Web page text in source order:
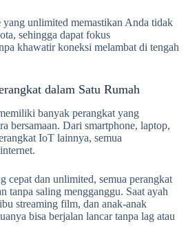
yang unlimited memastikan Anda tidak
sehingga dapat fokus
khawatir koneksi melambat di tengah
dalam Satu Rumah
banyak perangkat yang
bersamaan. Dari smartphone, laptop,
IoT lainnya, semua
cepat dan unlimited, semua perangkat
tanpa saling mengganggu. Saat ayah
streaming film, dan anak-anak
bisa berjalan lancar tanpa lag atau